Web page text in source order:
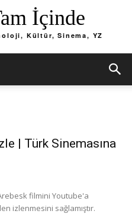
İçinde
Kültür, Sinema, YZ
| Türk Sinemasına
filmini Youtube'a
izlenmesini sağlamıştır.